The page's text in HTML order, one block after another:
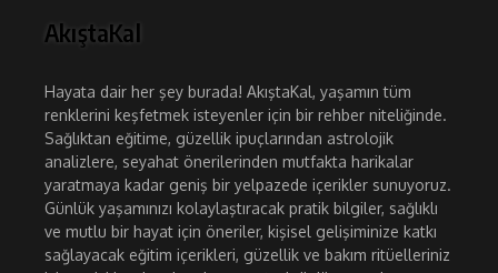
AkıştaKal
Hayata dair her şey burada! AkıştaKal, yaşamın tüm
renklerini keşfetmek isteyenler için bir rehber niteliğinde.
Sağlıktan eğitime, güzellik ipuçlarından astrolojik
analizlere, seyahat önerilerinden mutfakta harikalar
yaratmaya kadar geniş bir yelpazede içerikler sunuyoruz.
Günlük yaşamınızı kolaylaştıracak pratik bilgiler, sağlıklı
ve mutlu bir hayat için öneriler, kişisel gelişiminize katkı
sağlayacak eğitim içerikleri, güzellik ve bakım ritüelleriniz